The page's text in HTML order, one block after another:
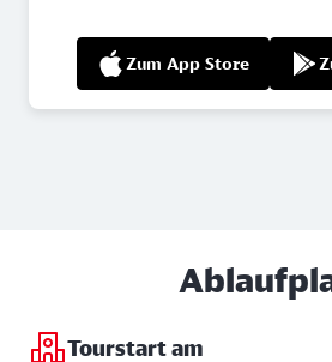
Zum App Store
Tourstart am